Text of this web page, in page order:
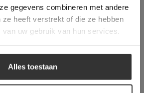
gegevens combineren met andere
ze heeft verstrekt of die ze hebben
uw gebruik van hun services.
Alles toestaan
verder
ALLES ACCEPTEREN
ALLES AFWIJZEN
DETAILS WEERGEVEN